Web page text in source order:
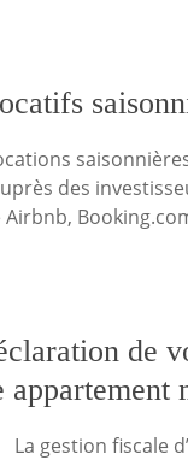
des
de
La gestion fiscale